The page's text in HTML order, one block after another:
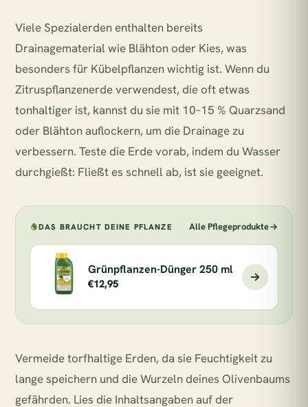
Viele Spezialerden enthalten bereits
Drainagematerial wie Blähton oder Kies, was
besonders für Kübelpflanzen wichtig ist. Wenn du
Zitruspflanzenerde verwendest, die oft etwas
tonhaltiger ist, kannst du sie mit 10–15 % Quarzsand
oder Blähton auflockern, um die Drainage zu
verbessern. Teste die Erde vorab, indem du Wasser
durchgießt: Fließt es schnell ab, ist sie geeignet.
DAS BRAUCHT DEINE PFLANZE Alle Pflegeprodukte
Grünpflanzen-Dünger 250 ml
€12,95
Vermeide torfhaltige Erden, da sie Feuchtigkeit zu
lange speichern und die Wurzeln deines Olivenbaums
gefährden. Lies die Inhaltsangaben auf der